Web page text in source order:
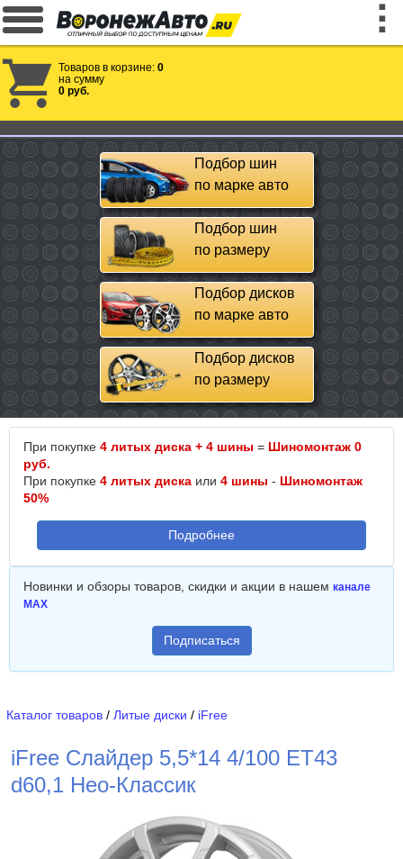
Товаров в корзине: 0
на сумму
0 руб.
Подбор шин
по марке авто
Подбор шин
по размеру
Подбор дисков
по марке авто
Подбор дисков
по размеру
При покупке 4 литых диска + 4 шины = Шиномонтаж 0
руб.
При покупке 4 литых диска или 4 шины - Шиномонтаж
50%
Подробнее
Новинки и обзоры товаров, скидки и акции в нашем канале
MAX
Подписаться
Каталог товаров / Литые диски / iFree
iFree Слайдер 5,5*14 4/100 ET43
d60,1 Нео-Классик